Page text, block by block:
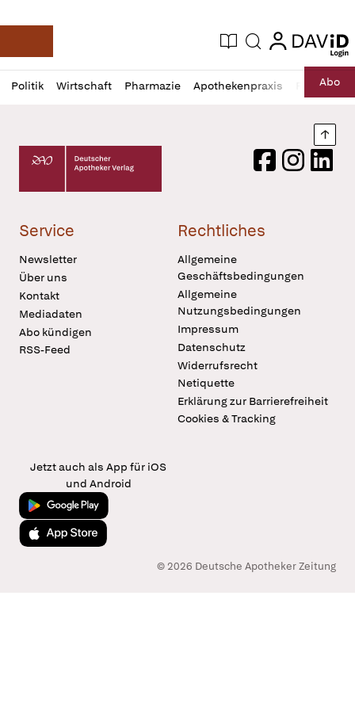
Deutsche Apotheker Zeitung
Aktuelle Ausgabe
Suche login
login
Politik Wirtschaft Pharmazie Apothekenpraxis RechtAbo
Profil
öffnen
Daz
Pur
Deutscher Apotheker Verlag Logo
FacebookInstagram
Service
Newsletter
Über uns
Kontakt
Mediadaten
Abo kündigen
RSS-Feed
Rechtliches
Allgemeine
Geschäftsbedingungen
Allgemeine
Nutzungsbedingungen
Impressum
Datenschutz
Widerrufsrecht
Netiquette
Erklärung zur Barrierefreiheit
Cookies & Tracking
Jetzt auch als App für iOS
und Android
Jetzt bei Google Play
Laden im App Store
© 2026 Deutsche Apotheker Zeitung